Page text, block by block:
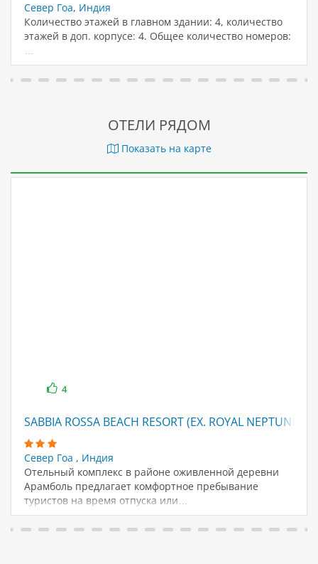
Север Гоа, Индия
Количество этажей в главном здании: 4, количество
этажей в доп. корпусе: 4. Общее количество номеров:
…
ОТЕЛИ РЯДОМ
Показать на карте
4
SABBIA ROSSA BEACH RESORT (EX. ROYAL NEPTUNIAN
Север Гоа , Индия
Отельный комплекс в районе оживленной деревни
Арамболь предлагает комфортное пребывание
туристов на время отпуска или…